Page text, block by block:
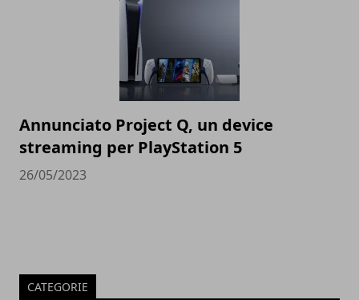
Annunciato Project Q, un device
streaming per PlayStation 5
26/05/2023
CATEGORIE